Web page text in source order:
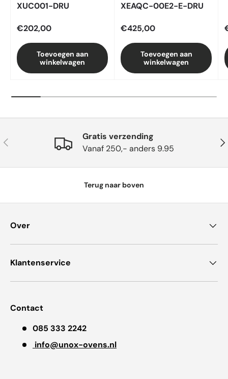
XUC001-DRU
€202,00
Toevoegen aan
winkelwagen
XEAQC-00E2-E-DRU
€425,00
Toevoegen aan
winkelwagen
Vorige
Gratis verzending
Vanaf 250,- anders 9.95
Terug naar boven
Over
Klantenservice
Contact
085 333 2242
info@unox-ovens.nl